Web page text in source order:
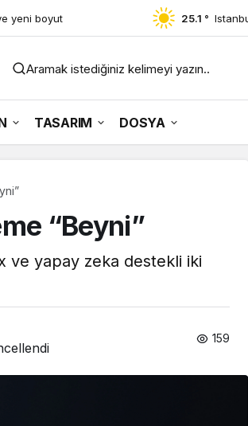
teknolojisinde yeni 25.1 °
Aramak istediğiniz kelimeyi yazın..
TASARIM DOSYA
“Beyni”
ve yapay zeka destekli iki
159